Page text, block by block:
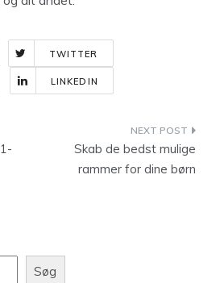
TWITTER
LINKEDIN
Skab de bedst mulige
rammer for dine børn
Søg